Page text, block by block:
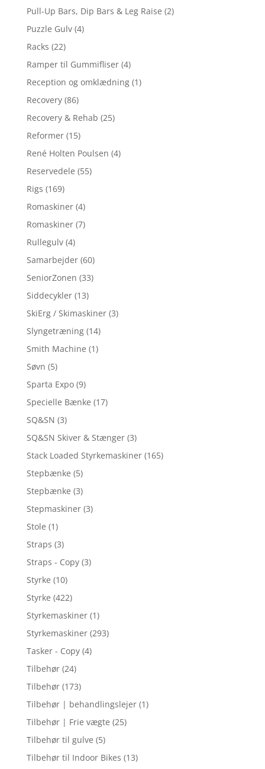
Pull-Up Bars, Dip Bars & Leg Raise (2)
Puzzle Gulv (4)
Racks (22)
Ramper til Gummifliser (4)
Reception og omklædning (1)
Recovery (86)
Recovery & Rehab (25)
Reformer (15)
René Holten Poulsen (4)
Reservedele (55)
Rigs (169)
Romaskiner (4)
Romaskiner (7)
Rullegulv (4)
Samarbejder (60)
SeniorZonen (33)
Siddecykler (13)
SkiErg / Skimaskiner (3)
Slyngetræning (14)
Smith Machine (1)
Søvn (5)
Sparta Expo (9)
Specielle Bænke (17)
SQ&SN (3)
SQ&SN Skiver & Stænger (3)
Stack Loaded Styrkemaskiner (165)
Stepbænke (5)
Stepbænke (3)
Stepmaskiner (3)
Stole (1)
Straps (3)
Straps - Copy (3)
Styrke (10)
Styrke (422)
Styrkemaskiner (1)
Styrkemaskiner (293)
Tasker - Copy (4)
Tilbehør (24)
Tilbehør (173)
Tilbehør | behandlingslejer (1)
Tilbehør | Frie vægte (25)
Tilbehør til gulve (5)
Tilbehør til Indoor Bikes (13)